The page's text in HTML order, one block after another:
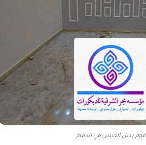
فوم بديل الجبس في الدمام